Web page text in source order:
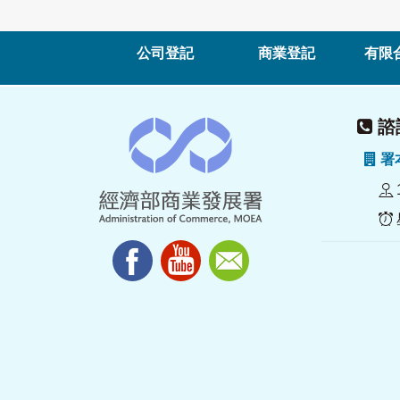
公司登記 商業登記 有限
諮